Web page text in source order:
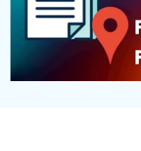
분실/삭제된 데이터
데이터 손실 시나리오
모든 기능 확인하기